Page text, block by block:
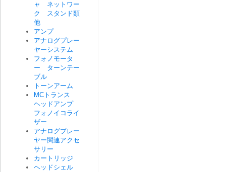
ャ ネットワー
ク スタンド類
他
アンプ
アナログプレー
ヤーシステム
フォノモータ
ー ターンテー
ブル
トーンアーム
MCトランス
ヘッドアンプ
フォノイコライ
ザー
アナログプレー
ヤー関連アクセ
サリー
カートリッジ
ヘッドシェル